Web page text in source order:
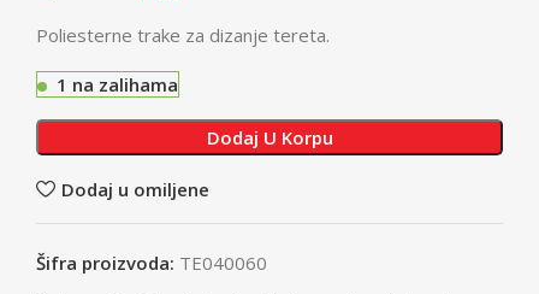
Poliesterne trake za dizanje tereta.
1 na zalihama
Dodaj U Korpu
Dodaj u omiljene
Šifra proizvoda: TE040060